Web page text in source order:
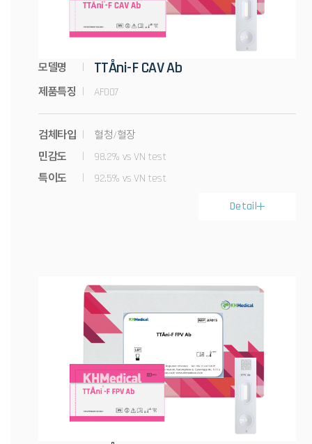
모델명 TTÅni-F CAV Ab
제품특징 AF007
검체타입
혈청/혈장
민감도
98.2% vs VN test
특이도
92.5% vs VN test
Detail